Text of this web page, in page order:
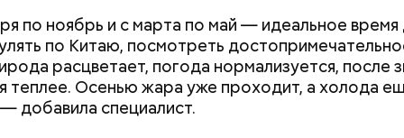
по ноябрь и с марта по май — идеальное время
по Китаю, посмотреть
расцветает, погода нормализуется, после
теплее. Осенью жара уже проходит, а холода
добавила специалист.
со сливками